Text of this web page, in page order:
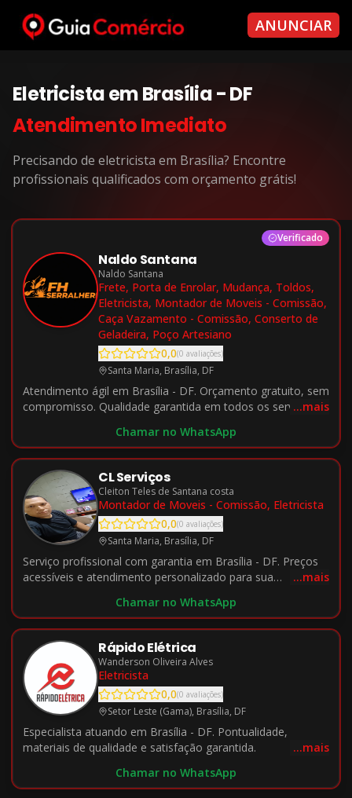
ANUNCIAR
EletricistaemBrasília-DF
Atendimento Imediato
Precisando de eletricista em Brasília? Encontre
profissionais qualificados com orçamento grátis!
Verificado
Naldo Santana
Naldo Santana
Frete, Porta de Enrolar, Mudança, Toldos,
Eletricista, Montador de Moveis - Comissão,
Caça Vazamento - Comissão, Conserto de
Geladeira, Poço Artesiano
0,0(0 avaliações)
Santa Maria, Brasília, DF
Atendimento ágil em Brasília - DF. Orçamento gratuito, sem
compromisso. Qualidade garantida em todos os serviços.
...mais
Chamar no WhatsApp
CL Serviços
Cleiton Teles de Santana costa
Montador de Moveis - Comissão, Eletricista
0,0(0 avaliações)
Santa Maria, Brasília, DF
Serviço profissional com garantia em Brasília - DF. Preços
acessíveis e atendimento personalizado para sua
...mais
Chamar no WhatsApp
Rápido Elétrica
Wanderson Oliveira Alves
Eletricista
0,0(0 avaliações)
Setor Leste (Gama), Brasília, DF
Especialista atuando em Brasília - DF. Pontualidade,
materiais de qualidade e satisfação garantida.
...mais
Chamar no WhatsApp